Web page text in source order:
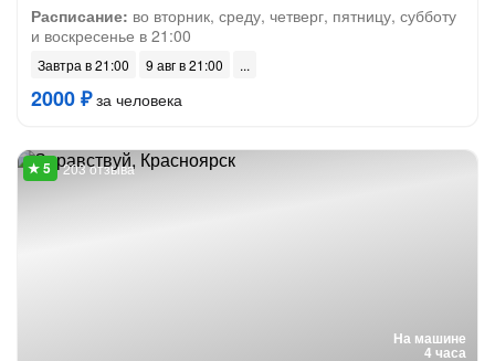
Расписание: во вторник, среду, четверг, пятницу, субботу
и воскресенье в 21:00
Завтра в 21:00 9 авг в 21:00
2000 ₽за человека
На машине
4 часа
203 отзыва